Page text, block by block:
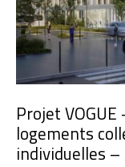
Projet
logements
individuelles –